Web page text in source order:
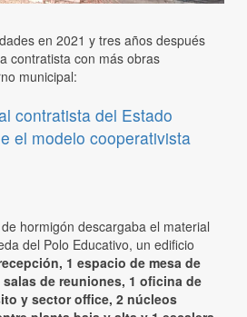
en 2021 y tres años después
contratista con más obras
municipal:
contratista del Estado
el modelo cooperativista
hormigón descargaba el material
del Polo Educativo, un edificio
1 espacio de mesa de
de reuniones, 1 oficina de
y sector office, 2 núcleos